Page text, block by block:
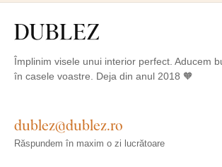
Împlinim visele unui interior perfect. Aducem
în casele voastre. Deja din anul 2018 🧡
dublez@dublez.ro
Răspundem în maxim o zi lucrătoare